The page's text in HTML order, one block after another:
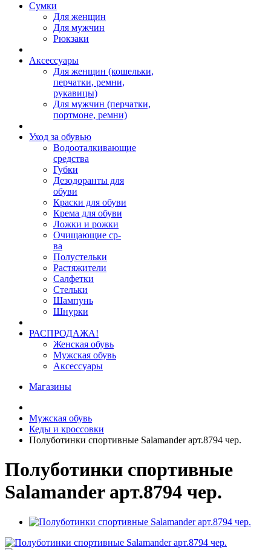
Сумки
Для женщин
Для мужчин
Рюкзаки
Аксессуары
Для женщин (кошельки,
перчатки, ремни,
рукавицы)
Для мужчин (перчатки,
портмоне, ремни)
Уход за обувью
Водооталкивающие
средства
Губки
Дезодоранты для
обуви
Краски для обуви
Крема для обуви
Ложки и рожки
Очищающие ср-
ва
Полустельки
Растяжители
Салфетки
Стельки
Шампунь
Шнурки
РАСПРОДАЖА!
Женская обувь
Мужская обувь
Аксессуары
Магазины
Мужская обувь
Кеды и кроссовки
Полуботинки спортивные Salamander арт.8794 чер.
Полуботинки спортивные
Salamander арт.8794 чер.